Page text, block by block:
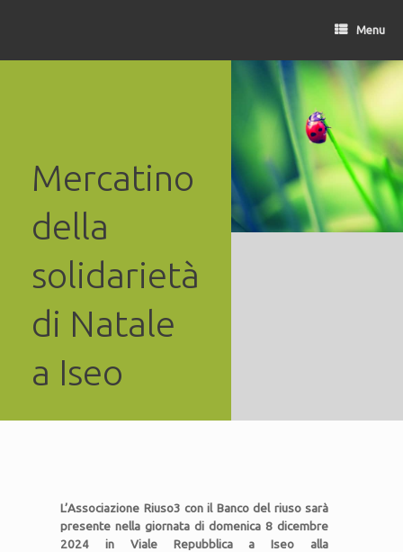
Menu
Mercatino
della
solidarietà
di Natale
a Iseo
L’Associazione Riuso3 con il Banco del riuso sarà
presente nella giornata di domenica 8 dicembre
2024 in Viale Repubblica a Iseo alla